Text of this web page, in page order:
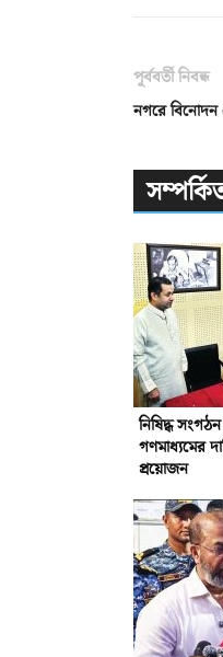
পূর্ববর্তী নিবন্ধ
নগরে বিনোদন
নিষিদ্ধ সংগঠন
গণমাধ্যমের
প্রয়োজন